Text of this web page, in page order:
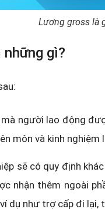
Lương gross là
gì?
người lao động
môn và kinh nghiệm
sẽ có quy định
nhận thêm ngoài
dụ như trợ cấp đi lại,